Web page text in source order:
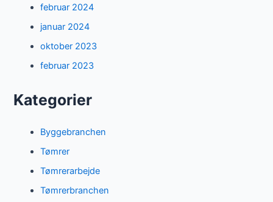
februar 2024
januar 2024
oktober 2023
februar 2023
Kategorier
Byggebranchen
Tømrer
Tømrerarbejde
Tømrerbranchen